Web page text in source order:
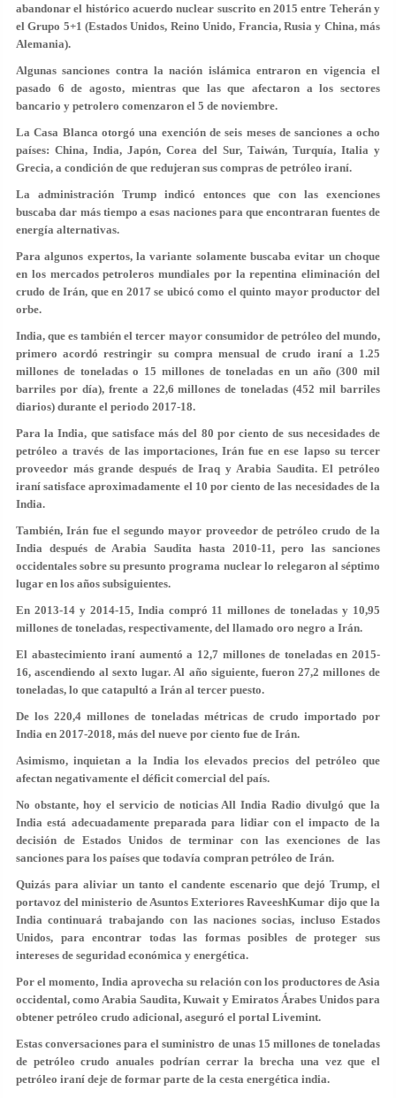
abandonar el histórico acuerdo nuclear suscrito en 2015 entre Teherán y
el Grupo 5+1 (Estados Unidos, Reino Unido, Francia, Rusia y China, más
Alemania).
Algunas sanciones contra la nación islámica entraron en vigencia el
pasado 6 de agosto, mientras que las que afectaron a los sectores
bancario y petrolero comenzaron el 5 de noviembre.
La Casa Blanca otorgó una exención de seis meses de sanciones a ocho
países: China, India, Japón, Corea del Sur, Taiwán, Turquía, Italia y
Grecia, a condición de que redujeran sus compras de petróleo iraní.
La administración Trump indicó entonces que con las exenciones
buscaba dar más tiempo a esas naciones para que encontraran fuentes de
energía alternativas.
Para algunos expertos, la variante solamente buscaba evitar un choque
en los mercados petroleros mundiales por la repentina eliminación del
crudo de Irán, que en 2017 se ubicó como el quinto mayor productor del
orbe.
India, que es también el tercer mayor consumidor de petróleo del mundo,
primero acordó restringir su compra mensual de crudo iraní a 1.25
millones de toneladas o 15 millones de toneladas en un año (300 mil
barriles por día), frente a 22,6 millones de toneladas (452 mil barriles
diarios) durante el periodo 2017-18.
Para la India, que satisface más del 80 por ciento de sus necesidades de
petróleo a través de las importaciones, Irán fue en ese lapso su tercer
proveedor más grande después de Iraq y Arabia Saudita. El petróleo
iraní satisface aproximadamente el 10 por ciento de las necesidades de la
India.
También, Irán fue el segundo mayor proveedor de petróleo crudo de la
India después de Arabia Saudita hasta 2010-11, pero las sanciones
occidentales sobre su presunto programa nuclear lo relegaron al séptimo
lugar en los años subsiguientes.
En 2013-14 y 2014-15, India compró 11 millones de toneladas y 10,95
millones de toneladas, respectivamente, del llamado oro negro a Irán.
El abastecimiento iraní aumentó a 12,7 millones de toneladas en 2015-
16, ascendiendo al sexto lugar. Al año siguiente, fueron 27,2 millones de
toneladas, lo que catapultó a Irán al tercer puesto.
De los 220,4 millones de toneladas métricas de crudo importado por
India en 2017-2018, más del nueve por ciento fue de Irán.
Asimismo, inquietan a la India los elevados precios del petróleo que
afectan negativamente el déficit comercial del país.
No obstante, hoy el servicio de noticias All India Radio divulgó que la
India está adecuadamente preparada para lidiar con el impacto de la
decisión de Estados Unidos de terminar con las exenciones de las
sanciones para los países que todavía compran petróleo de Irán.
Quizás para aliviar un tanto el candente escenario que dejó Trump, el
portavoz del ministerio de Asuntos Exteriores RaveeshKumar dijo que la
India continuará trabajando con las naciones socias, incluso Estados
Unidos, para encontrar todas las formas posibles de proteger sus
intereses de seguridad económica y energética.
Por el momento, India aprovecha su relación con los productores de Asia
occidental, como Arabia Saudita, Kuwait y Emiratos Árabes Unidos para
obtener petróleo crudo adicional, aseguró el portal Livemint.
Estas conversaciones para el suministro de unas 15 millones de toneladas
de petróleo crudo anuales podrían cerrar la brecha una vez que el
petróleo iraní deje de formar parte de la cesta energética india.